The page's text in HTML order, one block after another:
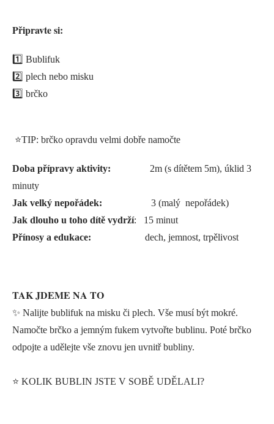
Připravte si:
1️⃣ Bublifuk
2️⃣ plech nebo misku
3️⃣ brčko
⭐️TIP: brčko opravdu velmi dobře namočte
Doba přípravy aktivity: 2m (s dítětem 5m), úklid 3
minuty
Jak velký nepořádek: 3 (malý nepořádek)
Jak dlouho u toho dítě vydrží: 15 minut
Přínosy a edukace: dech, jemnost, trpělivost
TAK JDEME NA TO
✨ Nalijte bublifuk na misku či plech. Vše musí být mokré.
Namočte brčko a jemným fukem vytvořte bublinu. Poté brčko
odpojte a udělejte vše znovu jen uvnitř bubliny.
⭐️ KOLIK BUBLIN JSTE V SOBĚ UDĚLALI?